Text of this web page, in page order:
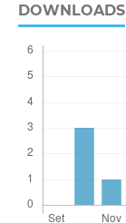
DOWNLOADS